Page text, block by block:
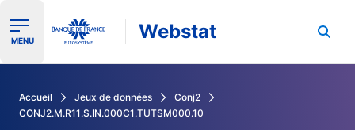
Ouvrir le menu de navigation
MENU Webstat
Accueil Jeux de données
Conj2
CONJ2.M.R11.S.IN.000C1.TUTSM000.10